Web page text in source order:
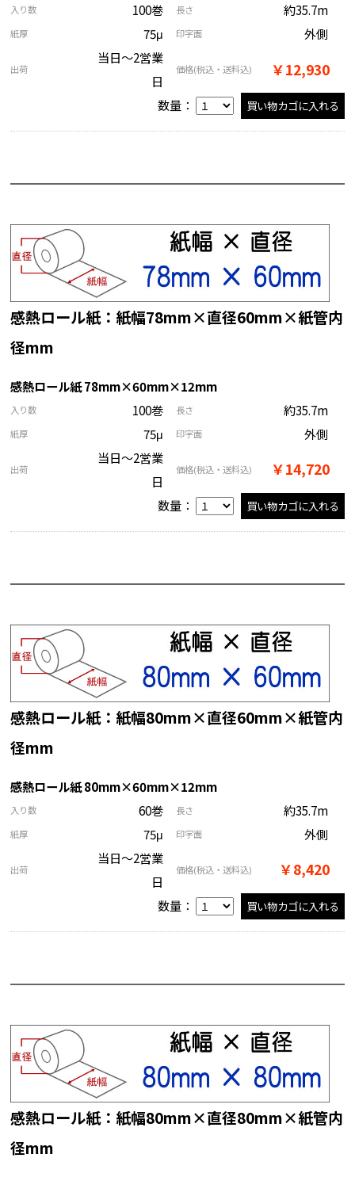
入り数 100巻 長さ 約35.7m
紙厚 75μ 印字面 外側
出荷
当日～2営業
日
価格(税込・送料込) ￥12,930
数量：
感熱ロール紙：紙幅78mm×直径60mm×紙管内
径mm
感熱ロール紙 78mm×60mm×12mm
入り数 100巻 長さ 約35.7m
紙厚 75μ 印字面 外側
出荷
当日～2営業
日
価格(税込・送料込) ￥14,720
数量：
感熱ロール紙：紙幅80mm×直径60mm×紙管内
径mm
感熱ロール紙 80mm×60mm×12mm
入り数 60巻 長さ 約35.7m
紙厚 75μ 印字面 外側
出荷
当日～2営業
日
価格(税込・送料込) ￥8,420
数量：
感熱ロール紙：紙幅80mm×直径80mm×紙管内
径mm